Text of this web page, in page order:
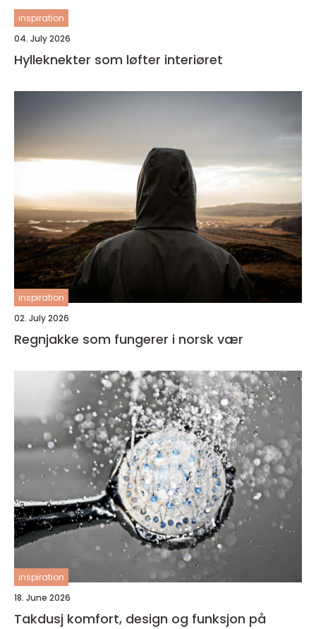
inspiration
04. July 2026
Hylleknekter som løfter interiøret
inspiration
02. July 2026
Regnjakke som fungerer i norsk vær
inspiration
18. June 2026
Takdusj komfort, design og funksjon på